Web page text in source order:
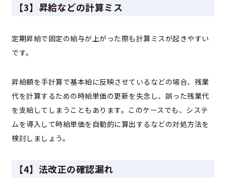
【3】昇給などの計算ミス
定期昇給で固定の給与が上がった際も計算ミスが起きやすい
です。
昇給額を手計算で基本給に反映させているなどの場合、残業
代を計算するための時給単価の更新を失念し、誤った残業代
を支給してしまうこともあります。このケースでも、システ
ムを導入して時給単価を自動的に算出するなどの対処方法を
検討しましょう。
【4】法改正の確認漏れ